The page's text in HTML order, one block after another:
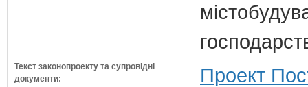
Текст законопроекту та супровідні
документи:
Проект